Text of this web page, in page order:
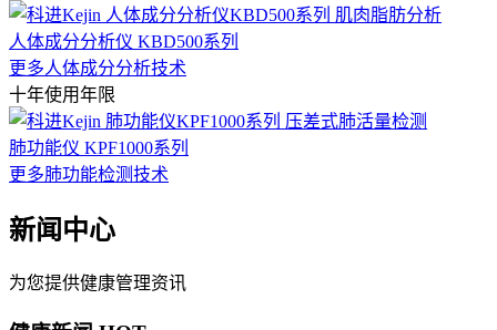
人体成分分析仪 KBD500系列
更多人体成分分析技术
十年使用年限
肺功能仪 KPF1000系列
更多肺功能检测技术
新闻中心
为您提供健康管理资讯